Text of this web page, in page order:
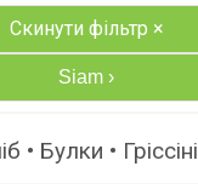
Скинути фільтр ×
Siam ›
• Булки • Гріссіні